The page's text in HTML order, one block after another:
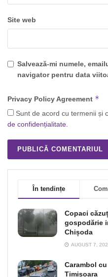
Site web
Salvează-mi numele,
navigator pentru data
Privacy Policy Agreement *
Sunt de acord cu termenii și
de confidențialitate
În tendințe
Copaci
gospodărie
Chișoda
AUGUST 7,
Carambol
Timișoara